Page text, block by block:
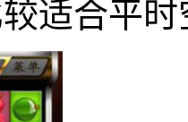
适合平